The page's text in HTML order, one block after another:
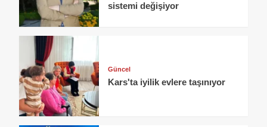
sistemi değişiyor
Güncel
Kars'ta iyilik evlere taşınıyor